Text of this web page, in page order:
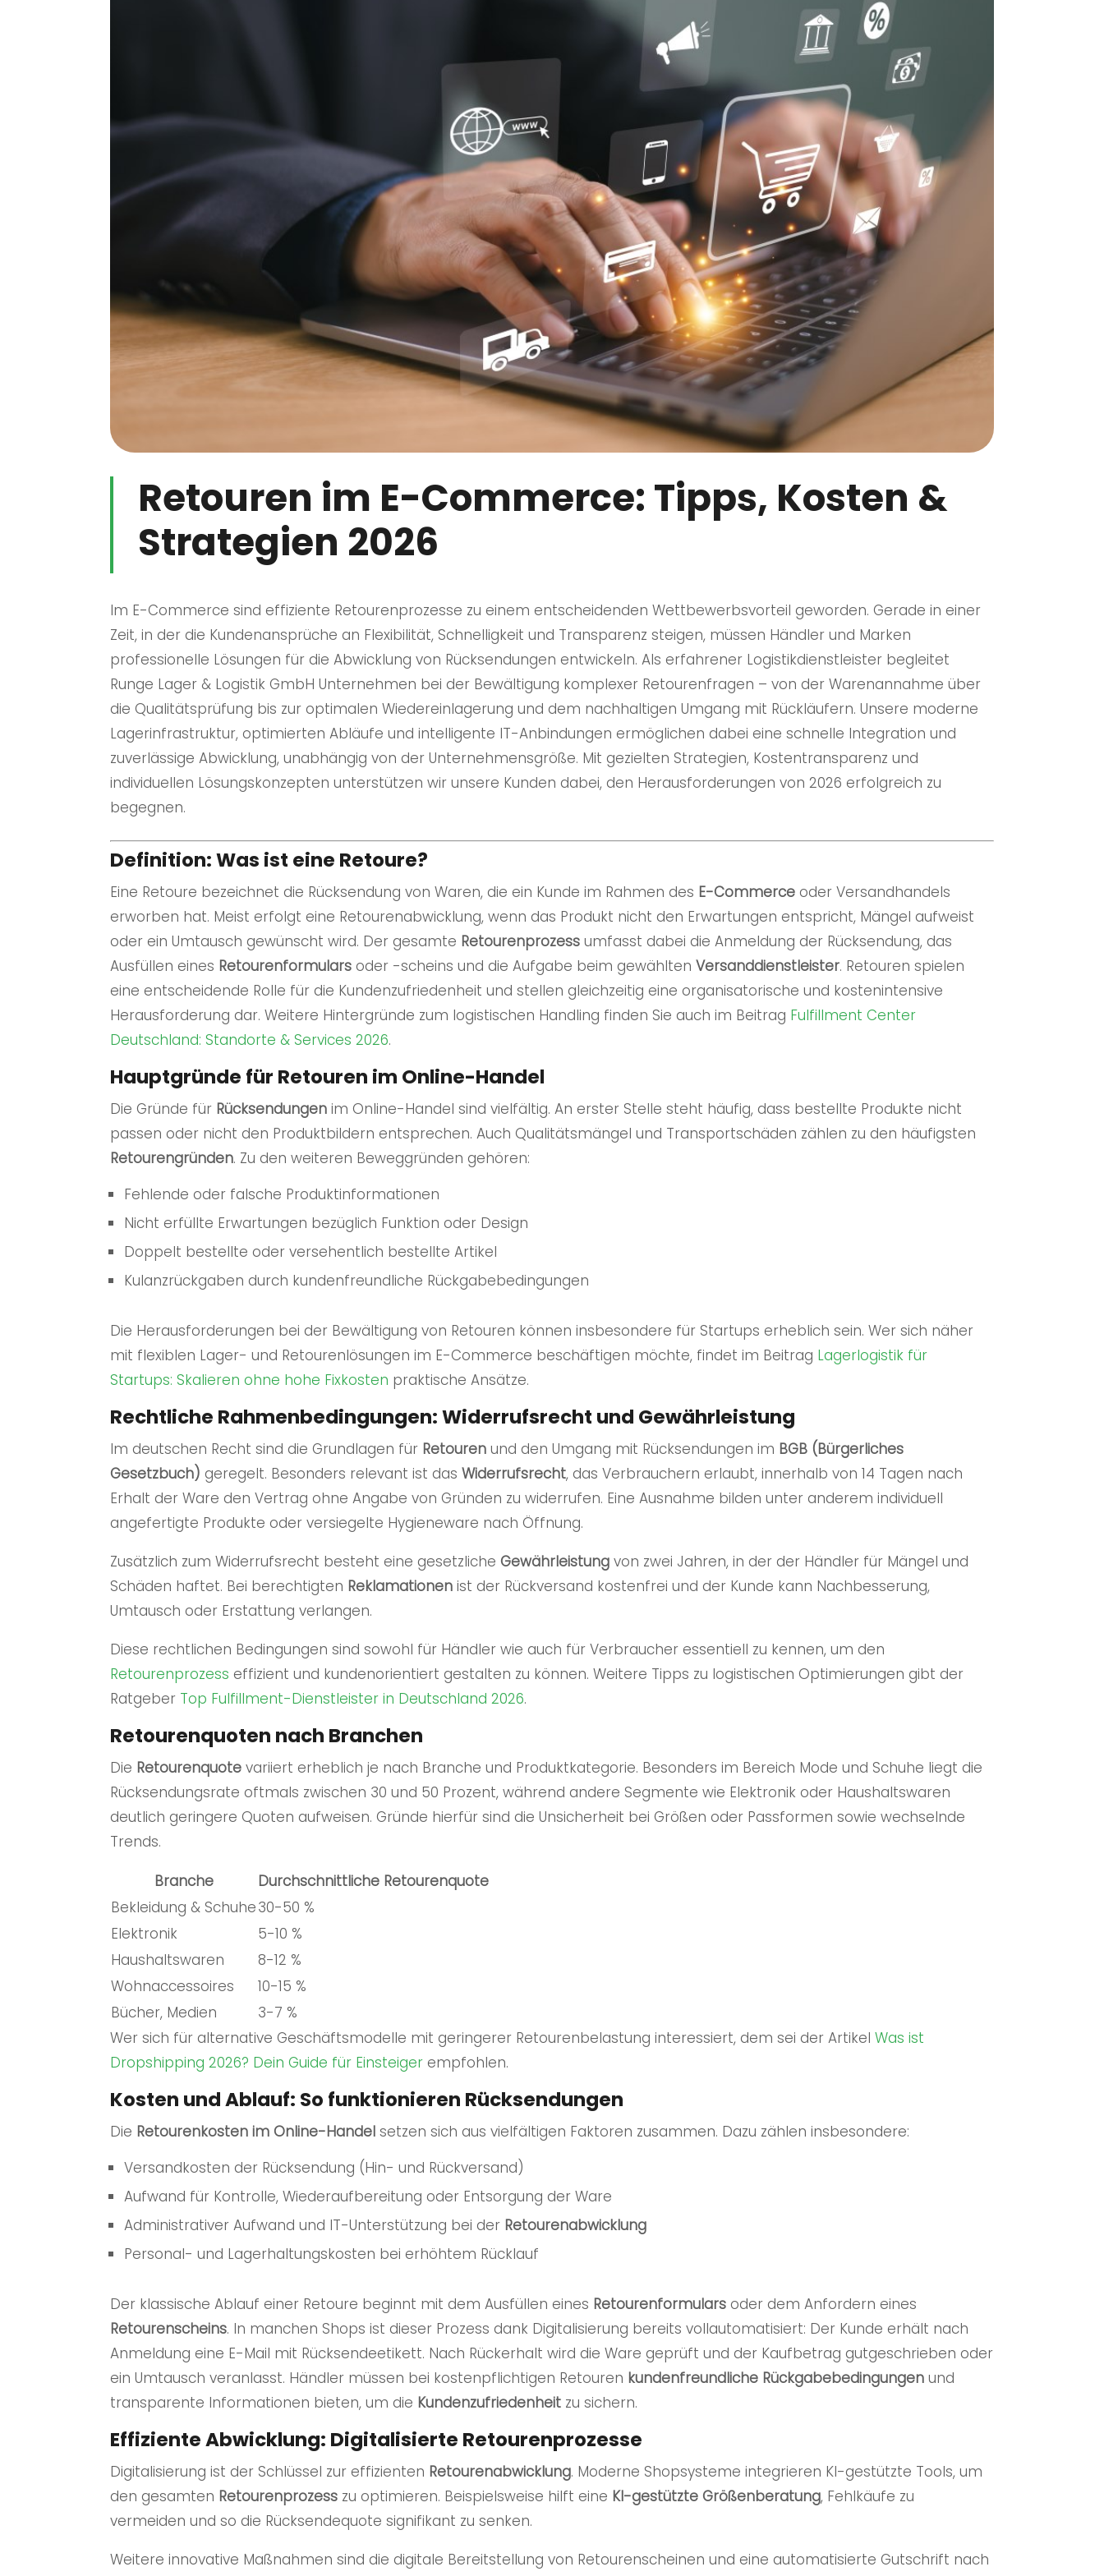
Retouren im E-Commerce: Tipps, Kosten &
Strategien 2026
Im E-Commerce sind effiziente Retourenprozesse zu einem entscheidenden Wettbewerbsvorteil geworden. Gerade in einer
Zeit, in der die Kundenansprüche an Flexibilität, Schnelligkeit und Transparenz steigen, müssen Händler und Marken
professionelle Lösungen für die Abwicklung von Rücksendungen entwickeln. Als erfahrener Logistikdienstleister begleitet
Runge Lager & Logistik GmbH Unternehmen bei der Bewältigung komplexer Retourenfragen – von der Warenannahme über
die Qualitätsprüfung bis zur optimalen Wiedereinlagerung und dem nachhaltigen Umgang mit Rückläufern. Unsere moderne
Lagerinfrastruktur, optimierten Abläufe und intelligente IT-Anbindungen ermöglichen dabei eine schnelle Integration und
zuverlässige Abwicklung, unabhängig von der Unternehmensgröße. Mit gezielten Strategien, Kostentransparenz und
individuellen Lösungskonzepten unterstützen wir unsere Kunden dabei, den Herausforderungen von 2026 erfolgreich zu
begegnen.
Definition: Was ist eine Retoure?
Eine Retoure bezeichnet die Rücksendung von Waren, die ein Kunde im Rahmen des E-Commerce oder Versandhandels
erworben hat. Meist erfolgt eine Retourenabwicklung, wenn das Produkt nicht den Erwartungen entspricht, Mängel aufweist
oder ein Umtausch gewünscht wird. Der gesamte Retourenprozess umfasst dabei die Anmeldung der Rücksendung, das
Ausfüllen eines Retourenformulars oder -scheins und die Aufgabe beim gewähltenVersanddienstleister. Retouren spielen
eine entscheidende Rolle für die Kundenzufriedenheit und stellen gleichzeitig eine organisatorische und kostenintensive
Herausforderung dar. Weitere Hintergründe zum logistischen Handling finden Sie auch im Beitrag Fulfillment Center
Deutschland: Standorte & Services 2026.
Hauptgründe für Retouren im Online-Handel
Die Gründe für Rücksendungen im Online-Handel sind vielfältig. An erster Stelle steht häufig, dass bestellte Produkte nicht
passen oder nicht den Produktbildern entsprechen. Auch Qualitätsmängel und Transportschäden zählen zu den häufigsten
Retourengründen. Zu den weiteren Beweggründen gehören:
Fehlende oder falsche Produktinformationen
Nicht erfüllte Erwartungen bezüglich Funktion oder Design
Doppelt bestellte oder versehentlich bestellte Artikel
Kulanzrückgaben durch kundenfreundliche Rückgabebedingungen
Die Herausforderungen bei der Bewältigung von Retouren können insbesondere für Startups erheblich sein. Wer sich näher
mit flexiblen Lager- und Retourenlösungen im E-Commerce beschäftigen möchte, findet im Beitrag Lagerlogistik für
Startups: Skalieren ohne hohe Fixkosten praktische Ansätze.
Rechtliche Rahmenbedingungen: Widerrufsrecht und Gewährleistung
Im deutschen Recht sind die Grundlagen für Retouren und den Umgang mit Rücksendungen im BGB (Bürgerliches
Gesetzbuch) geregelt. Besonders relevant ist dasWiderrufsrecht, das Verbrauchern erlaubt, innerhalb von 14 Tagen nach
Erhalt der Ware den Vertrag ohne Angabe von Gründen zu widerrufen. Eine Ausnahme bilden unter anderem individuell
angefertigte Produkte oder versiegelte Hygieneware nach Öffnung.
Zusätzlich zum Widerrufsrecht besteht eine gesetzlicheGewährleistung von zwei Jahren, in der der Händler für Mängel und
Schäden haftet. Bei berechtigten Reklamationen ist der Rückversand kostenfrei und der Kunde kann Nachbesserung,
Umtausch oder Erstattung verlangen.
Diese rechtlichen Bedingungen sind sowohl für Händler wie auch für Verbraucher essentiell zu kennen, um den
Retourenprozess effizient und kundenorientiert gestalten zu können. Weitere Tipps zu logistischen Optimierungen gibt der
Ratgeber Top Fulfillment-Dienstleister in Deutschland 2026.
Retourenquoten nach Branchen
Die Retourenquote variiert erheblich je nach Branche und Produktkategorie. Besonders im Bereich Mode und Schuhe liegt die
Rücksendungsrate oftmals zwischen 30 und 50 Prozent, während andere Segmente wie Elektronik oder Haushaltswaren
deutlich geringere Quoten aufweisen. Gründe hierfür sind die Unsicherheit bei Größen oder Passformen sowie wechselnde
Trends.
Branche
Durchschnittliche Retourenquote
Bekleidung & Schuhe30-50 %
Elektronik
5-10 %
Haushaltswaren
8-12 %
Wohnaccessoires
10-15 %
Bücher, Medien
3-7 %
Wer sich für alternative Geschäftsmodelle mit geringerer Retourenbelastung interessiert, dem sei der ArtikelWas ist
Dropshipping 2026? Dein Guide für Einsteiger empfohlen.
Kosten und Ablauf: So funktionieren Rücksendungen
Die Retourenkosten im Online-Handel setzen sich aus vielfältigen Faktoren zusammen. Dazu zählen insbesondere:
Versandkosten der Rücksendung (Hin- und Rückversand)
Aufwand für Kontrolle, Wiederaufbereitung oder Entsorgung der Ware
Administrativer Aufwand und IT-Unterstützung bei der Retourenabwicklung
Personal- und Lagerhaltungskosten bei erhöhtem Rücklauf
Der klassische Ablauf einer Retoure beginnt mit dem Ausfüllen eines Retourenformulars oder dem Anfordern eines
Retourenscheins. In manchen Shops ist dieser Prozess dank Digitalisierung bereits vollautomatisiert: Der Kunde erhält nach
Anmeldung eine E-Mail mit Rücksendeetikett. Nach Rückerhalt wird die Ware geprüft und der Kaufbetrag gutgeschrieben oder
ein Umtausch veranlasst. Händler müssen bei kostenpflichtigen Retouren kundenfreundliche Rückgabebedingungen und
transparente Informationen bieten, um die Kundenzufriedenheit zu sichern.
Effiziente Abwicklung: Digitalisierte Retourenprozesse
Digitalisierung ist der Schlüssel zur effizienten Retourenabwicklung. Moderne Shopsysteme integrieren KI-gestützte Tools, um
den gesamten Retourenprozess zu optimieren. Beispielsweise hilft eine KI-gestützte Größenberatung, Fehlkäufe zu
vermeiden und so die Rücksendequote signifikant zu senken.
Weitere innovative Maßnahmen sind die digitale Bereitstellung von Retourenscheinen und eine automatisierte Gutschrift nach